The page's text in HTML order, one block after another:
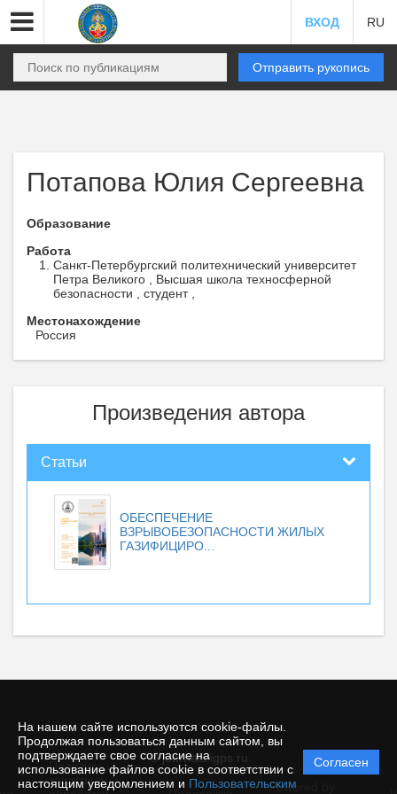
На нашем сайте используются cookie-файлы.
Продолжая пользоваться данным сайтом, вы
подтверждаете свое согласие на
использование файлов cookie в соответствии с
настоящим уведомлением и Пользовательским
Согласен
ВХОД RU
Отправить рукопись
Потапова Юлия Сергеевна
Образование
Работа
Санкт-Петербургский политехнический университет
Петра Великого , Высшая школа техносферной
безопасности , студент ,
Местонахождение
Россия
Произведения автора
Статьи
ОБЕСПЕЧЕНИЕ
ВЗРЫВОБЕЗОПАСНОСТИ ЖИЛЫХ
ГАЗИФИЦИРО...
© journals.igps.ru
Политика
защиты и
Powered by